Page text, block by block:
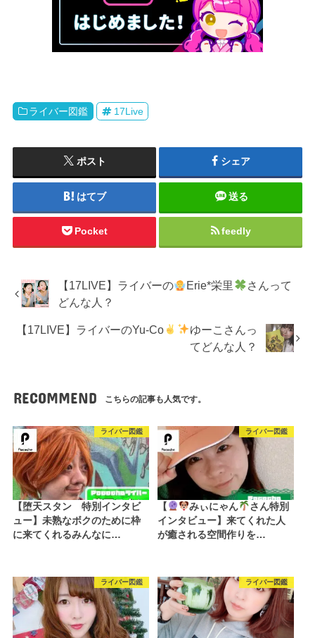
ライバー図鑑 17Live
ポスト シェア
はてブ 送る
Pocket feedly
【17LIVE】ライバーの Erie*栄里
さんって
どんな人？
【17LIVE】ライバーのYu-Co
ゆーこさんっ
てどんな人？
RECOMMEND こちらの記事も人気です。
ライバー図鑑
【堕天スタン 特別インタビ
ュー】未熟なボクのために枠
に来てくれるみんなに…
ライバー図鑑
【 みぃにゃん
さん特別
インタビュー】来てくれた人
が癒される空間作りを…
ライバー図鑑 ライバー図鑑